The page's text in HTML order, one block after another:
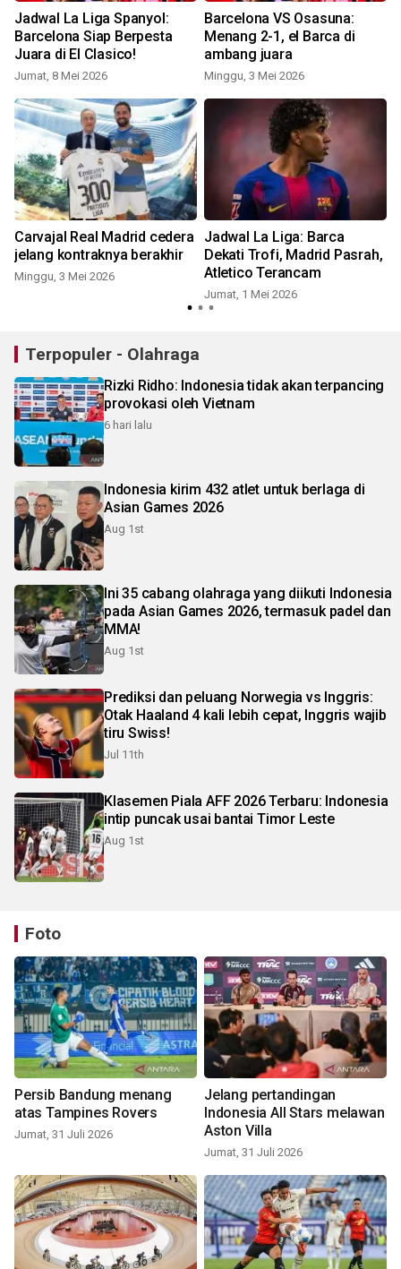
Jadwal La Liga Spanyol:
Barcelona Siap Berpesta
Juara di El Clasico!
Jumat, 8 Mei 2026
Barcelona VS Osasuna:
Menang 2-1, el Barca di
ambang juara
Minggu, 3 Mei 2026
Carvajal Real Madrid cedera
jelang kontraknya berakhir
Minggu, 3 Mei 2026
Jadwal La Liga: Barca
Dekati Trofi, Madrid Pasrah,
Atletico Terancam
Jumat, 1 Mei 2026
Terpopuler - Olahraga
Rizki Ridho: Indonesia tidak akan terpancing
provokasi oleh Vietnam
6 hari lalu
Indonesia kirim 432 atlet untuk berlaga di
Asian Games 2026
Aug 1st
Ini 35 cabang olahraga yang diikuti Indonesia
pada Asian Games 2026, termasuk padel dan
MMA!
Aug 1st
Prediksi dan peluang Norwegia vs Inggris:
Otak Haaland 4 kali lebih cepat, Inggris wajib
tiru Swiss!
Jul 11th
Klasemen Piala AFF 2026 Terbaru: Indonesia
intip puncak usai bantai Timor Leste
Aug 1st
Foto
Persib Bandung menang
atas Tampines Rovers
Jumat, 31 Juli 2026
Jelang pertandingan
Indonesia All Stars melawan
Aston Villa
Jumat, 31 Juli 2026